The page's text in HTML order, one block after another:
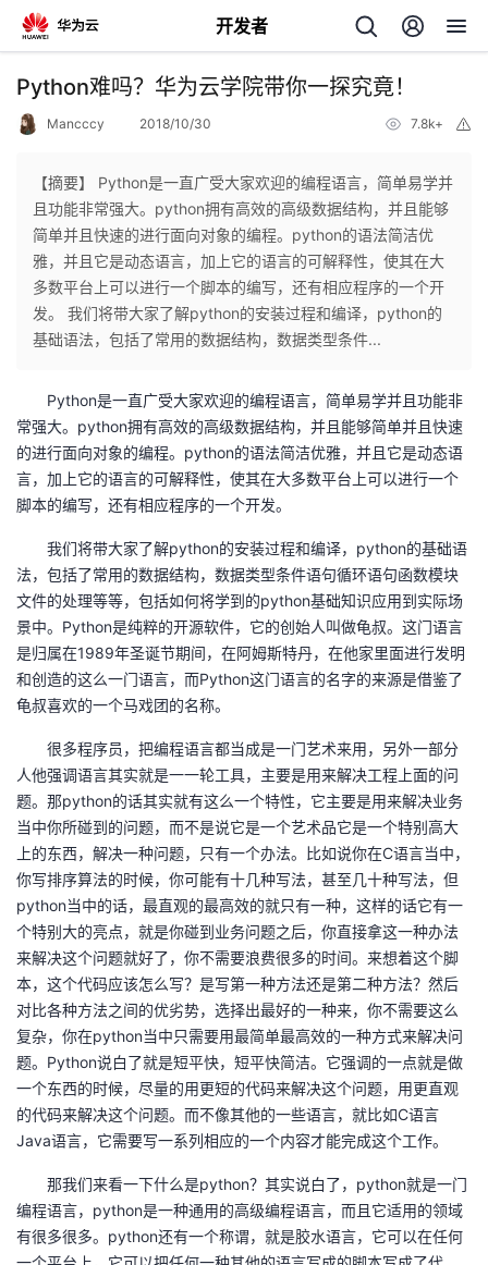
开发者
返
个
人
页
我
开
发
我
的
博
我
的
坛
我
圈
子
的
直
播
我
的
活
动
我
的
关
注
的
开
者
学
堂
我
课的
证
我
实
验
的
收
我
的
我
支
持
我
技
术
支
持
的
云
声
建
议
Python难吗？华为云学院带你一探究竟！
Mancccy 2018/10/30 7.8k+
【摘要】 Python是一直广受大家欢迎的编程语言，简单易学并
且功能非常强大。python拥有高效的高级数据结构，并且能够
简单并且快速的进行面向对象的编程。python的语法简洁优
雅，并且它是动态语言，加上它的语言的可解释性，使其在大
多数平台上可以进行一个脚本的编写，还有相应程序的一个开
发。 我们将带大家了解python的安装过程和编译，python的
基础语法，包括了常用的数据结构，数据类型条件...
Python是一直广受大家欢迎的编程语言，简单易学并且功能非
常强大。python拥有高效的高级数据结构，并且能够简单并且快速
的进行面向对象的编程。python的语法简洁优雅，并且它是动态语
言，加上它的语言的可解释性，使其在大多数平台上可以进行一个
脚本的编写，还有相应程序的一个开发。
我们将带大家了解python的安装过程和编译，python的基础语
法，包括了常用的数据结构，数据类型条件语句循环语句函数模块
文件的处理等等，包括如何将学到的python基础知识应用到实际场
景中。Python是纯粹的开源软件，它的创始人叫做龟叔。这门语言
是归属在1989年圣诞节期间，在阿姆斯特丹，在他家里面进行发明
和创造的这么一门语言，而Python这门语言的名字的来源是借鉴了
龟叔喜欢的一个马戏团的名称。
很多程序员，把编程语言都当成是一门艺术来用，另外一部分
人他强调语言其实就是一一轮工具，主要是用来解决工程上面的问
题。那python的话其实就有这么一个特性，它主要是用来解决业务
当中你所碰到的问题，而不是说它是一个艺术品它是一个特别高大
上的东西，解决一种问题，只有一个办法。比如说你在C语言当中，
你写排序算法的时候，你可能有十几种写法，甚至几十种写法，但
python当中的话，最直观的最高效的就只有一种，这样的话它有一
个特别大的亮点，就是你碰到业务问题之后，你直接拿这一种办法
来解决这个问题就好了，你不需要浪费很多的时间。来想着这个脚
本，这个代码应该怎么写？是写第一种方法还是第二种方法？然后
对比各种方法之间的优劣势，选择出最好的一种来，你不需要这么
复杂，你在python当中只需要用最简单最高效的一种方式来解决问
题。Python说白了就是短平快，短平快简洁。它强调的一点就是做
一个东西的时候，尽量的用更短的代码来解决这个问题，用更直观
的代码来解决这个问题。而不像其他的一些语言，就比如C语言
Java语言，它需要写一系列相应的一个内容才能完成这个工作。
那我们来看一下什么是python？其实说白了，python就是一门
编程语言，python是一种通用的高级编程语言，而且它适用的领域
有很多很多。python还有一个称谓，就是胶水语言，它可以在任何